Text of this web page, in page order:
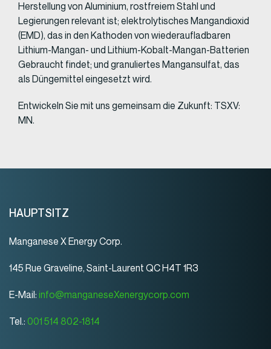
Herstellung von Aluminium, rostfreiem Stahl und
Legierungen relevant ist; elektrolytisches Mangandioxid
(EMD), das in den Kathoden von wiederaufladbaren
Lithium-Mangan- und Lithium-Kobalt-Mangan-Batterien
Gebraucht findet; und granuliertes Mangansulfat, das
als Düngemittel eingesetzt wird.
Entwickeln Sie mit uns gemeinsam die Zukunft: TSXV:
MN.
HAUPTSITZ
Manganese X Energy Corp.
145 Rue Graveline, Saint-Laurent QC H4T 1R3
E-Mail: info@manganeseXenergycorp.com
Tel.: 001 514 802-1814